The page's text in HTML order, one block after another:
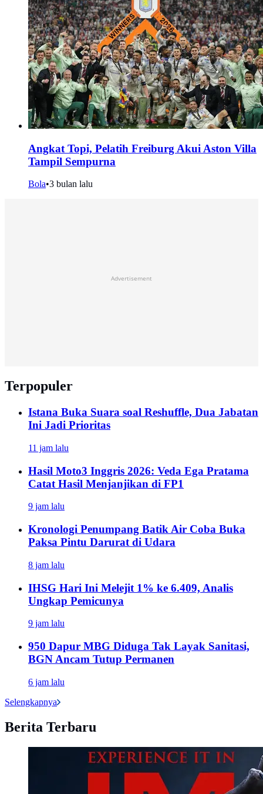
Angkat Topi, Pelatih Freiburg Akui Aston Villa
Tampil Sempurna
Bola•3 bulan lalu
Advertisement
Terpopuler
Istana Buka Suara soal Reshuffle, Dua Jabatan
Ini Jadi Prioritas
11 jam lalu
Hasil Moto3 Inggris 2026: Veda Ega Pratama
Catat Hasil Menjanjikan di FP1
9 jam lalu
Kronologi Penumpang Batik Air Coba Buka
Paksa Pintu Darurat di Udara
8 jam lalu
IHSG Hari Ini Melejit 1% ke 6.409, Analis
Ungkap Pemicunya
9 jam lalu
950 Dapur MBG Diduga Tak Layak Sanitasi,
BGN Ancam Tutup Permanen
6 jam lalu
Selengkapnya
Berita Terbaru